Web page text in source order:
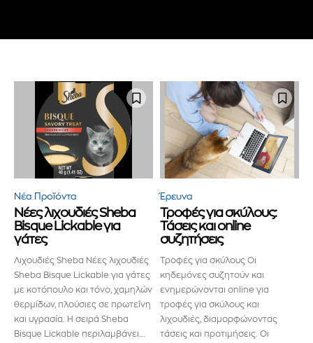
Νέα Προϊόντα
Νέες λιχουδιές Sheba
Bisque Lickable για
γάτες
Λιχουδιές Sheba Νέες λιχουδιές
Sheba Bisque Lickable για γάτες
με κοτόπουλο και τόνο, χαμηλών
θερμίδων, πλούσιες σε πρωτεΐνη
και υγρασία. Η σειρά Sheba
Bisque Lickable περιλαμβάνει...
Έρευνα
Τροφές για σκύλους:
Τάσεις και online
συζητήσεις
Τροφές για σκύλους Οι
κηδεμόνες συζητούν και
ενημερώνονται online για
τροφές για σκύλους και
λιχουδιές, διαμορφώνοντας
τάσεις και προτιμήσεις. Οι